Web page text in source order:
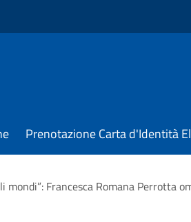
Prenotazione Carta d'Identità
mondi”: Francesca Romana Perrotta